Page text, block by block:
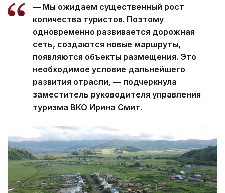
— Мы ожидаем существенный рост
количества туристов. Поэтому
одновременно развивается дорожная
сеть, создаются новые маршруты,
появляются объекты размещения. Это
необходимое условие дальнейшего
развития отрасли, — подчеркнула
заместитель руководителя управления
туризма ВКО Ирина Смит.